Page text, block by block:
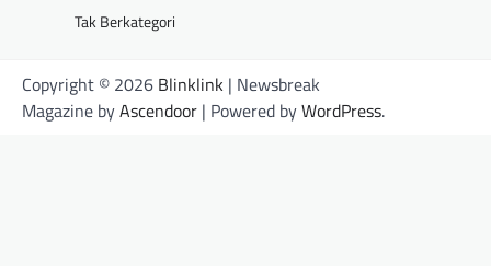
Tak Berkategori
Copyright © 2026 Blinklink | Newsbreak
Magazine byAscendoor | Powered byWordPress.